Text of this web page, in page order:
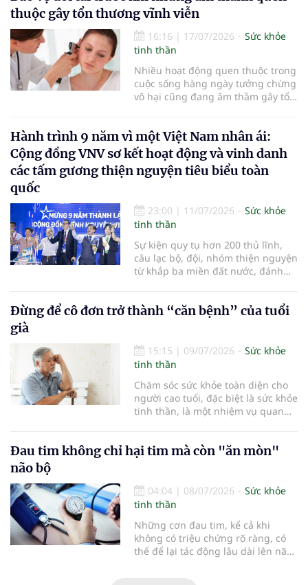
trì sự gắn kết với gia đình và cộng
đồng cũng là một “liều thuốc”
quan trọng giúp sống thọ.
thuộc gây tổn thương vĩnh viễn
16:16 | 17/07/2026
Sức khỏe
tinh thần
Nhiều hoạt động quen thuộc trong
cuộc sống hàng ngày tưởng chừng
vô hại cũng đang âm thầm gây tổn
trì khả năng nghe trong nhiều
thập kỷ sau này…
Hành trình 9 năm vì một Việt Nam nhân ái:
Cộng đồng VNV sơ kết hoạt động và vinh danh
các tấm gương thiện nguyện tiêu biểu toàn
quốc
23:00 | 11/07/2026
Sức khỏe
tinh thần
Sự kiện quy tụ hơn 200 thủ lĩnh,
câu lạc bộ, đội, nhóm thiện nguyện
từ khắp ba miền đất nước, đánh
thức ra mắt Mạng lưới Hội viên
Đừng để cô đơn trở thành “căn bệnh” của tuổi
già
15:15 | 09/07/2026
Sức khỏe
tinh thần
Chăm sóc sức khỏe toàn diện cho
người cao tuổi, đặc biệt là sức khỏe
tinh thần, là một nhiệm vụ quan
một tinh thần tích cực sẽ giúp
tính và gắn kết hơn với gia đình,
cộng đồng.
Đau tim không chỉ hại tim mà còn "ăn mòn"
não bộ
04:04 | 08/07/2026
Sức khỏe
tinh thần
Những cơn đau tim, kể cả khi
không có triệu chứng rõ ràng, có
thể để lại tác động lâu dài lên não